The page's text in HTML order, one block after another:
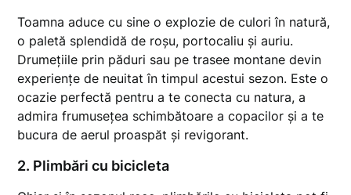
Toamna aduce cu sine o explozie de culori în natură,
o paletă splendidă de roșu, portocaliu și auriu.
Drumețiile prin păduri sau pe trasee montane devin
experiențe de neuitat în timpul acestui sezon. Este o
ocazie perfectă pentru a te conecta cu natura, a
admira frumusețea schimbătoare a copacilor și a te
bucura de aerul proaspăt și revigorant.
2. Plimbări cu bicicleta